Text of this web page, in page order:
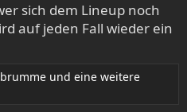
sich dem Lineup noch
auf jeden Fall wieder ein
und eine weitere